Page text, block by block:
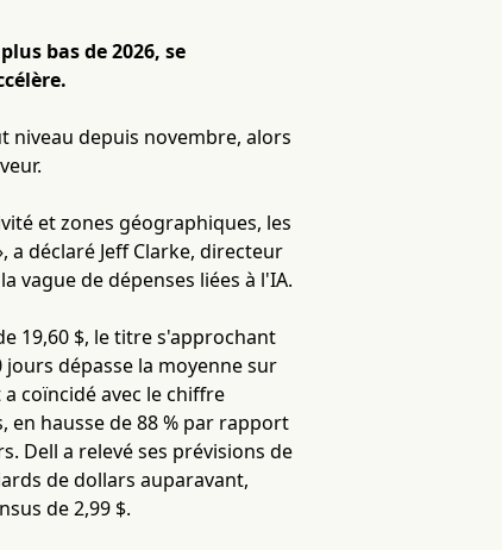
bas de 2026, se
niveau depuis novembre, alors
et zones géographiques, les
déclaré Jeff Clarke, directeur
vague de dépenses liées à l'IA.
19,60 $, le titre s'approchant
dépasse la moyenne sur
coïncidé avec le chiffre
en hausse de 88 % par rapport
Dell a relevé ses prévisions de
de dollars auparavant,
de 2,99 $.